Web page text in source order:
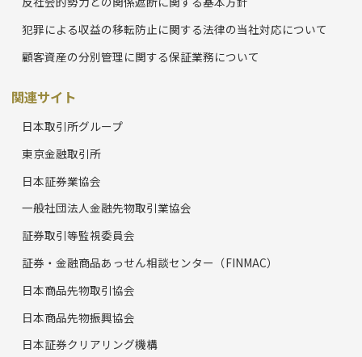
犯罪による収益の移転防止に関する法律の当社対応について
顧客資産の分別管理に関する保証業務について
関連サイト
日本取引所グループ
東京金融取引所
日本証券業協会
一般社団法人金融先物取引業協会
証券取引等監視委員会
証券・金融商品あっせん相談センター（FINMAC）
日本商品先物取引協会
日本商品先物振興協会
日本証券クリアリング機構